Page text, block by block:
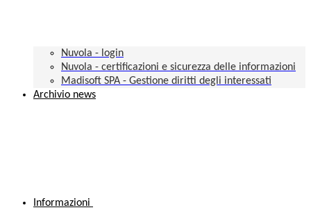
Nuvola - login
Nuvola - certificazioni e sicurezza delle informazioni
Madisoft SPA - Gestione diritti degli interessati
Archivio news
Informazioni